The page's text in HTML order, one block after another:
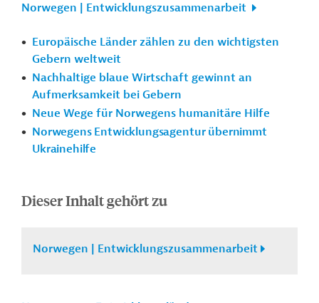
Norwegen | Entwicklungszusammenarbeit
Europäische Länder zählen zu den wichtigsten
Gebern weltweit
Nachhaltige blaue Wirtschaft gewinnt an
Aufmerksamkeit bei Gebern
Neue Wege für Norwegens humanitäre Hilfe
Norwegens Entwicklungsagentur übernimmt
Ukrainehilfe
Dieser Inhalt gehört zu
Norwegen | Entwicklungszusammenarbeit